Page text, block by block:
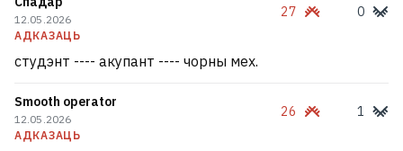
12.05.2026
АДКАЗАЦЬ
27 0
студэнт ---- акупант ---- чорны мех.
Smooth operator
12.05.2026
АДКАЗАЦЬ
26 1